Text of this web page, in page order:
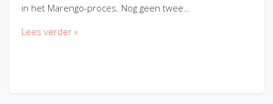
in het Marengo-proces. Nog geen twee…
Lees verder »